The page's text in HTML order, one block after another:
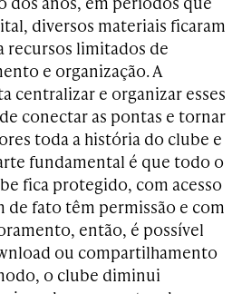
diversos materiais ficaram
recursos limitados de
e organização. A
centralizar e organizar esses
conectar as pontas e tornar
toda a história do clube e
fundamental é que todo o
fica protegido, com acesso
de fato têm permissão e com
então, é possível
ou compartilhamento
o clube diminui